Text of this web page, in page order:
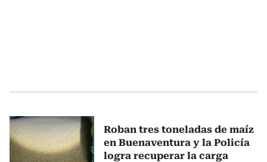
Roban tres toneladas de maíz
en Buenaventura y la Policía
logra recuperar la carga